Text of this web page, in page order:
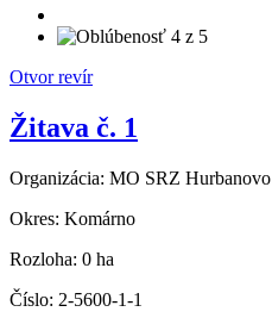
Otvor revír
Žitava č. 1
Organizácia: MO SRZ Hurbanovo
Okres: Komárno
Rozloha: 0 ha
Číslo: 2-5600-1-1